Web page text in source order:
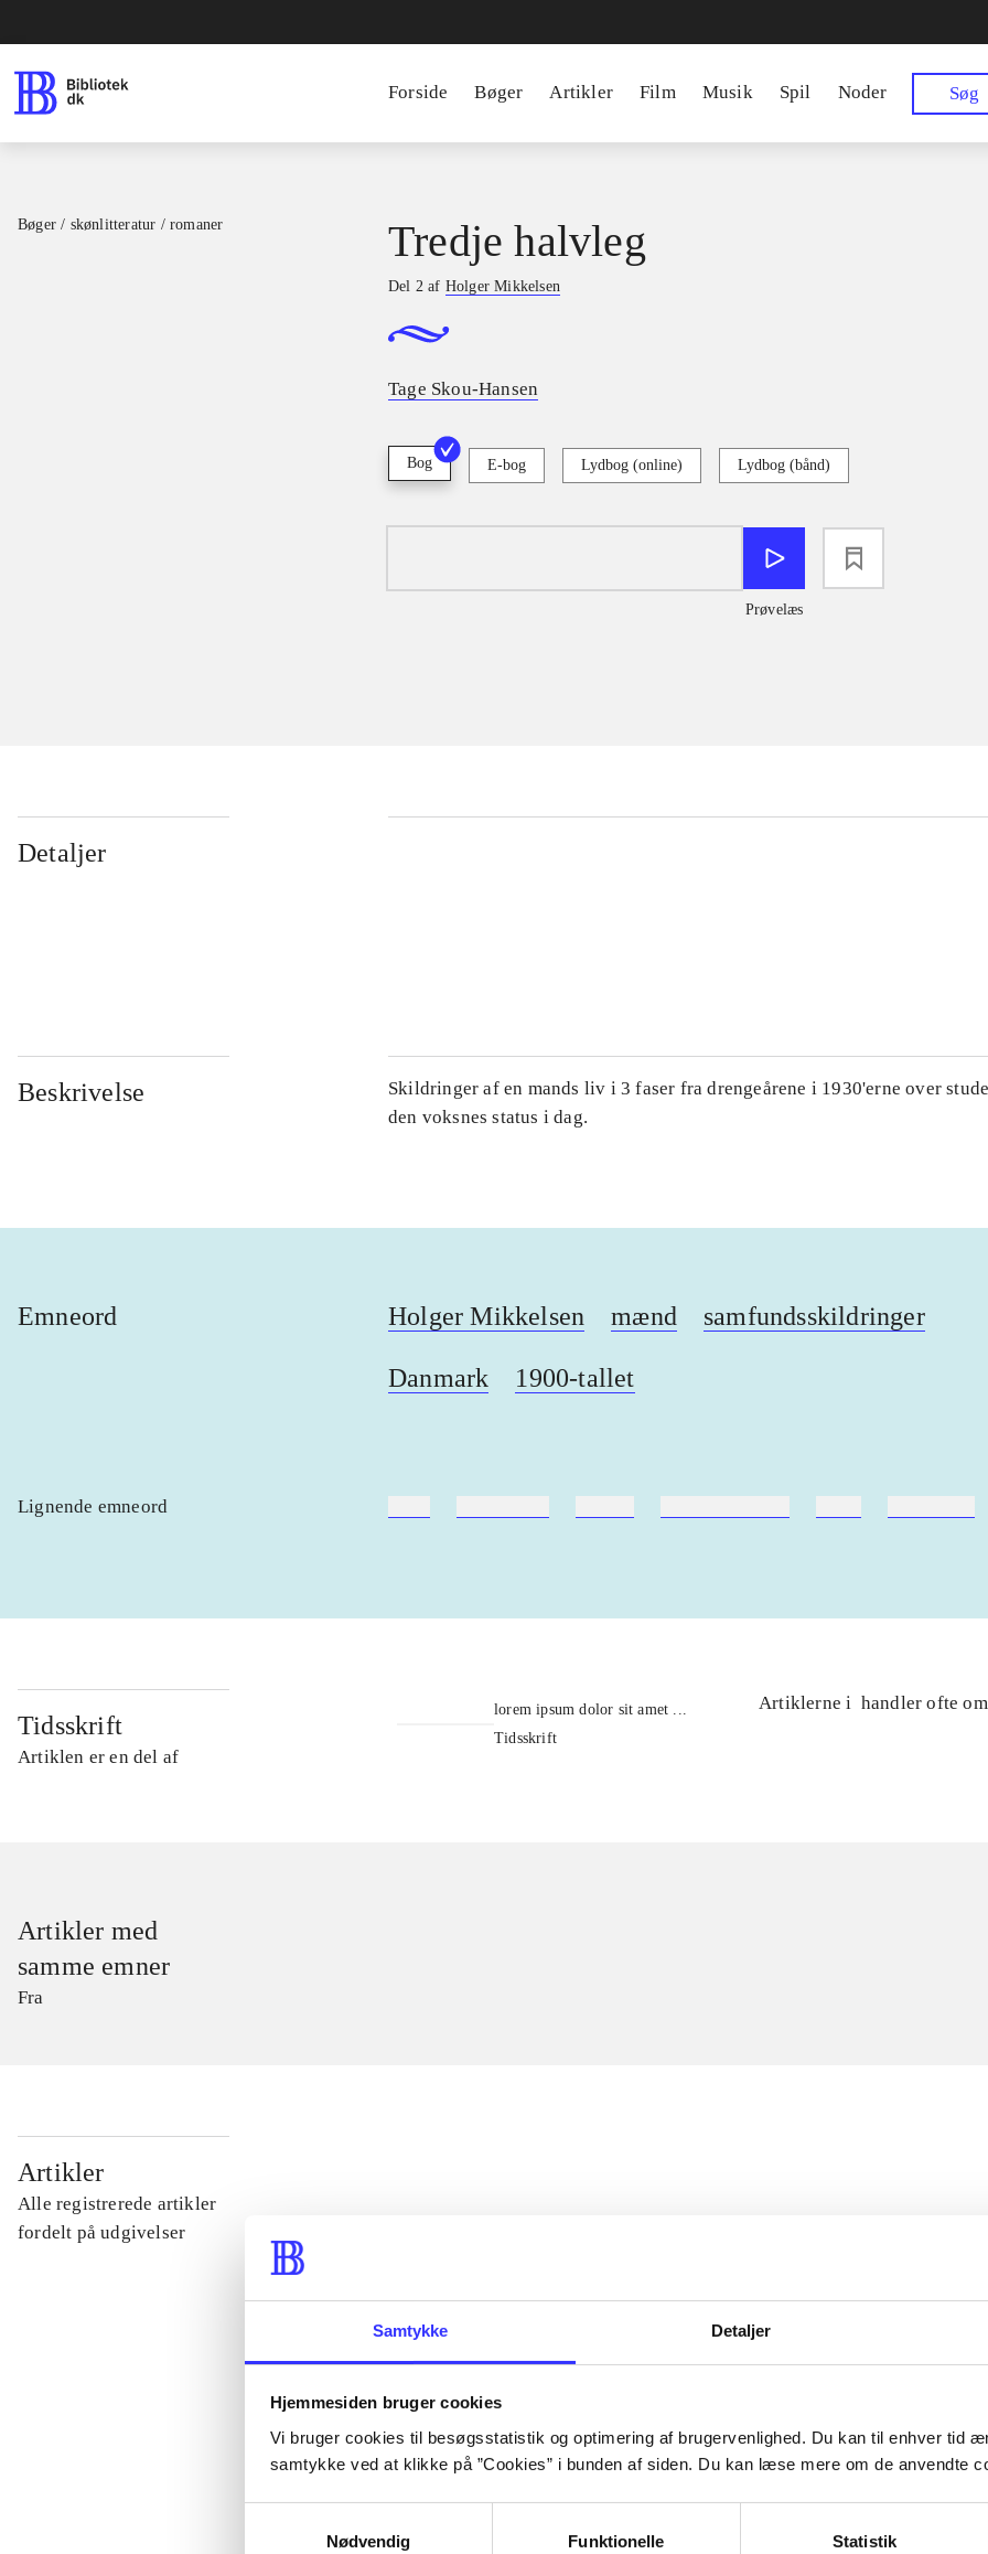
Samtykke Detaljer
Hjemmesiden bruger cookies
Vi bruger cookies til besøgsstatistik og optimering af brugervenlighed. Du kan til enhver tid
samtykke ved at klikke på ”Cookies” i bunden af siden. Du kan læse mere om de anvendte
Nødvendig
Funktionelle Statistik
Forside Bøger Artikler Film Musik Spil Noder Søg
Bøger / skønlitteratur / romaner Tredje halvleg
Del 2 af Holger Mikkelsen
Tage Skou-Hansen
Bog E-bog Lydbog (online) Lydbog (bånd)
Prøvelæs
Detaljer
Beskrivelse
Skildringer af en mands liv i 3 faser fra drengeårene i 1930'erne over
den voksnes status i dag.
Emneord Holger Mikkelsen mænd samfundsskildringer
Danmark 1900-tallet
Lignende emneord
Tidsskrift
Artiklen er en del af
lorem ipsum dolor sit amet ...
Tidsskrift
Artiklerne i handler ofte om
Artikler med
samme emner
Fra
Artikler
Alle registrerede artikler
fordelt på udgivelser
...
...